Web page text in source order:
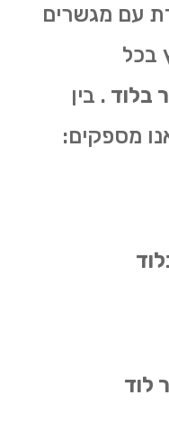
עם מגשרים
בכל
בלוד . בין
מספקים:
לוד